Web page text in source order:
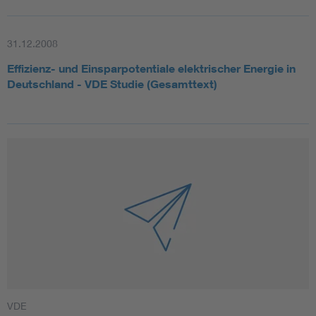
Aktivitäten (z. B. ZVEI, AGFW, BDEW)
Welche Ausbildung (Schulen, Hochschulen, Industrie,
Gewerbe, etc.) gibt es hierzu bzw. was gibt es bereits?
Entwicklung eines ETG Templates
Agenda-Punkt bei jedem ETG Event
Identifikation der Stakeholder und der
zielgruppenspezifischen Erreichbarkeit (Generationen,
31.12.2008
Effizienz- und Einsparpotentiale elektrischer Energie in
Deutschland - VDE Studie (Gesamttext)
VDE